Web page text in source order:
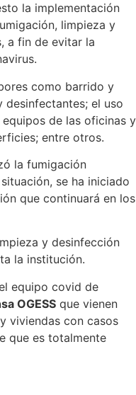
la implementación
limpieza y
a fin de evitar la
como barrido y
el uso
de las oficinas y
entre otros.
la fumigación
se ha iniciado
que continuará en los
y desinfección
la institución.
equipo covid de
OGESS que vienen
viviendas con casos
que es totalmente